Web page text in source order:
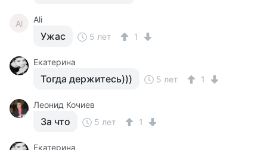
Al Ali
Ужас 5 лет 1
Екатерина
Тогда держитесь))) 5 лет 1
Леонид Кочиев
За что 5 лет 1
Екатерина